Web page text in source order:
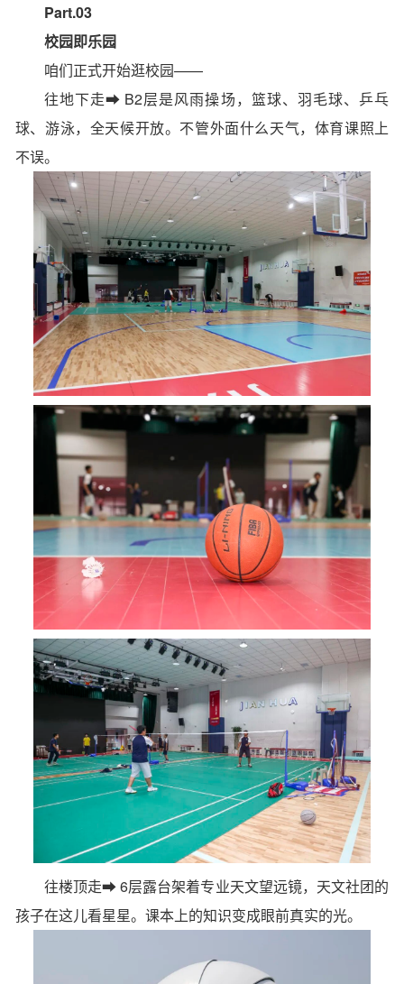
Part.03
校园即乐园
咱们正式开始逛校园——
往地下走➡ B2层是风雨操场，篮球、羽毛球、乒乓
球、游泳，全天候开放。不管外面什么天气，体育课照上
不误。
往楼顶走➡ 6层露台架着专业天文望远镜，天文社团的
孩子在这儿看星星。课本上的知识变成眼前真实的光。